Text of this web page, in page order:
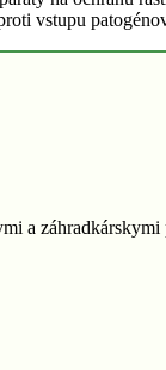
vstupu
a